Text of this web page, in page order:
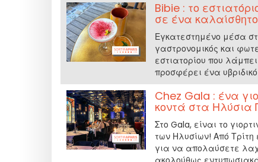
Bibie : το
σε ένα
Εγκατεστημένο μέσα
γαστρονομικός και
εστιατορίου που
προσφέρει ένα
Chez Gala : ένα
κοντά στα Ηλύσια
Στο Gala, είναι το
των Ηλυσίων! Από
για να απολαύσετε